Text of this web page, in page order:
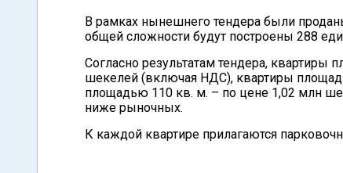
В рамках нынешнего тендера были
общей сложности будут построены 288
Согласно результатам тендера, квартиры
шекелей (включая НДС), квартиры
площадью 110 кв. м. – по цене 1,02 млн
ниже рыночных.
К каждой квартире прилагаются